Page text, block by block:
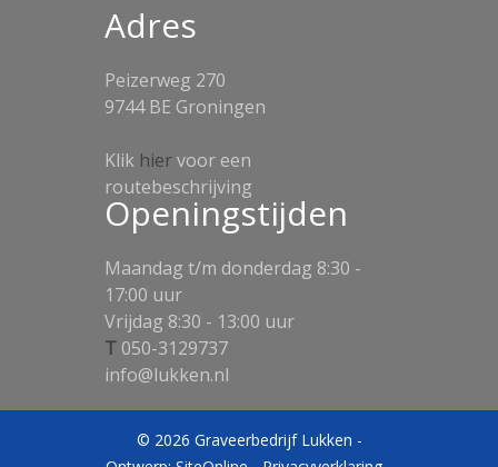
Adres
Peizerweg 270
9744 BE Groningen
Klik hiervoor een
routebeschrijving
Openingstijden
Maandag t/m donderdag 8:30 -
17:00 uur
Vrijdag 8:30 - 13:00 uur
T 050-3129737
info@lukken.nl
© 2026 Graveerbedrijf Lukken -